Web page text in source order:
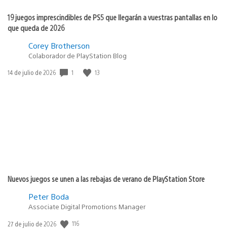
19 juegos imprescindibles de PS5 que llegarán a vuestras pantallas en lo
que queda de 2026
Corey Brotherson
Colaborador de PlayStation Blog
Fecha
14 de julio de 2026 1 13
Nuevos juegos se unen a las rebajas de verano de PlayStation Store
Peter Boda
Associate Digital Promotions Manager
Fecha
27 de julio de 2026 116